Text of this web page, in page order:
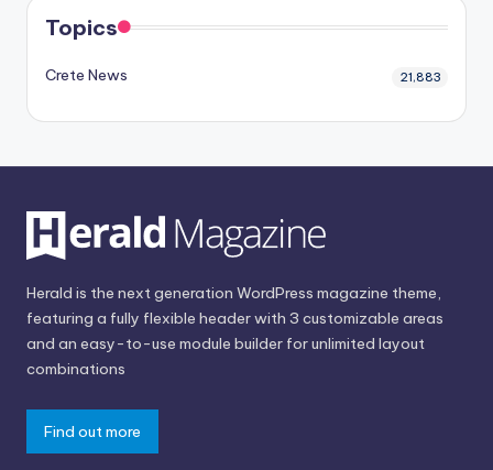
Topics
Crete News 21,883
Herald is the next generation WordPress magazine theme,
featuring a fully flexible header with 3 customizable areas
and an easy-to-use module builder for unlimited layout
combinations
Find out more